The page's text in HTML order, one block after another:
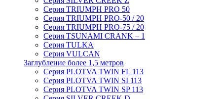
Серия TRIUMPH PRO 50
Серия TRIUMPH PRO-50 / 20
Серия TRIUMPH PRO-75 / 20
Серия TSUNAMI CRANK – 1
Серия TULKA
Серия VULCAN
Заглубление более 1,5 метров
Серия PLOTVA TWIN FL 113
Серия PLOTVA TWIN SI 113
Серия PLOTVA TWIN SP 113